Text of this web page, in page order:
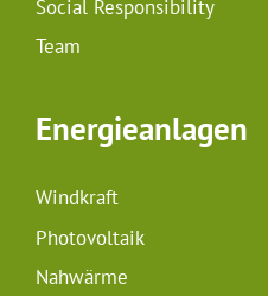
Social Responsibility
Team
Energieanlagen
Windkraft
Photovoltaik
Nahwärme